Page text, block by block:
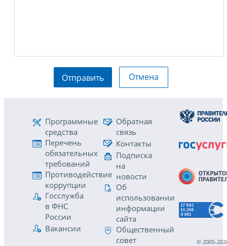
Отправить Отмена
Программные
средства
Перечень
обязательных
требований
Противодействие
коррупции
Госслужба
в ФНС
России
Вакансии
Обратная
связь
Контакты
Подписка
на
новости
Об
использовании
информации
сайта
Общественный
совет
© 2005-